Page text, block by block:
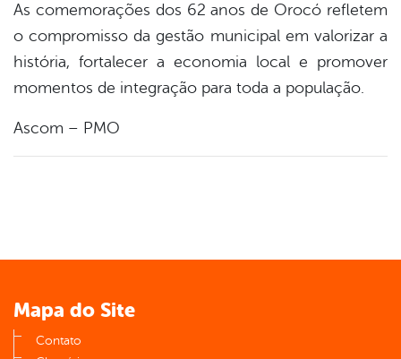
As comemorações dos 62 anos de Orocó refletem
o compromisso da gestão municipal em valorizar a
história, fortalecer a economia local e promover
momentos de integração para toda a população.
Ascom – PMO
Mapa do Site
Contato